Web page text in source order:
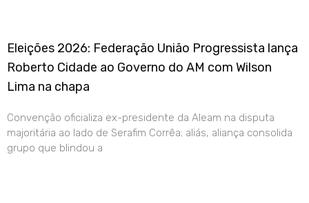
Eleições 2026: Federação União Progressista lança
Roberto Cidade ao Governo do AM com Wilson
Lima na chapa
Convenção oficializa ex-presidente da Aleam na disputa
majoritária ao lado de Serafim Corrêa; aliás, aliança consolida
grupo que blindou a